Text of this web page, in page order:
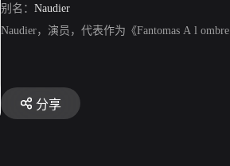
别名： Naudier
Naudier，演员，代表作为《Fantomas A l
分享